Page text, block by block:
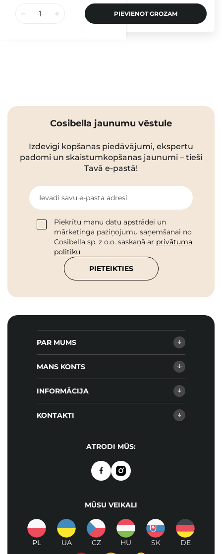
PIEVIENOT GROZAM
Cosibella jaunumu vēstule
Izdevīgi kopšanas piedāvājumi, ekspertu
padomi un skaistumkopšanas jaunumi – tieši
Tavā e-pastā!
Ievadi savu e-pasta adresi
Piekrītu manu datu apstrādei un
mārketinga paziņojumu saņemšanai no
Cosibella sp. z o.o. saskaņā ar privātuma
politiku.
PIETEIKTIES
PAR MUMS
MANS KONTS
INFORMĀCIJA
KONTAKTI
ATRODI MŪS:
MŪSU VEIKALI
PL UA CZ HU SK DE